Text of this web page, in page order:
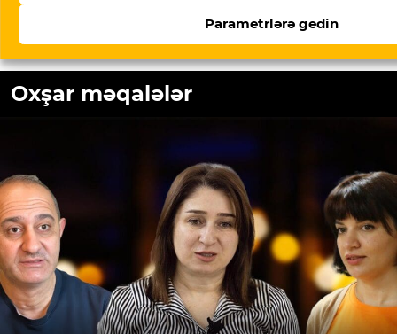
Parametrlərə gedin
Dəstək verin
Oxşar məqalələr